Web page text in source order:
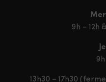
9h – 12h
9h
13h30 – 17h30